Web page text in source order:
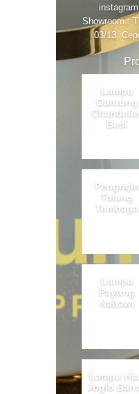
Showroom :
03/13,
Lampu
Gantung
Besi
Pengrajin
Talang
Tembaga
Lampu
Payung
Nabawi
Lampu
Joglo